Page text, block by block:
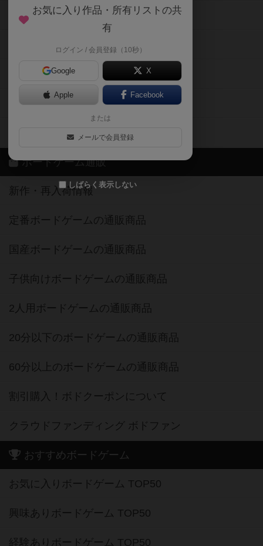
お気に入り作品・所有リストの共
有
ログイン / 会員登録（10秒）
Google X
Apple Facebook
または
メールで会員登録
しばらく表示しない
メカニクス特集
掲示板・トピックス
ボドとも・会員一覧
ボードゲーム業界コラム
ボドゲーマご利用案内
ボードゲーム通販
新作・再入荷情報
定番ボードゲームの通販商品
国産ボードゲームの通販商品
子供向けボードゲームの通販商品
2人用ボードゲームの通販商品
20分以下のボードゲームの通販商品
60分以上のボードゲームの通販商品
割引購入！ボドクーポンについて
クラウドファンディング ボドファン
おすすめボードゲーム
お気に入りボードゲーム TOP50
興味ありボードゲーム TOP50
経験ありボードゲーム TOP50